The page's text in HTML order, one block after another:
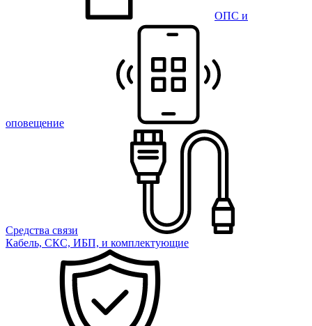
ОПС и
оповещение
Средства связи
Кабель, СКС, ИБП, и комплектующие